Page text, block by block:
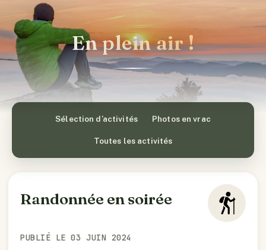
En plein air !
Sélection d’activités Photos en vrac
Toutes les activités
Randonnée en soirée
PUBLIÉ LE 03 JUIN 2024